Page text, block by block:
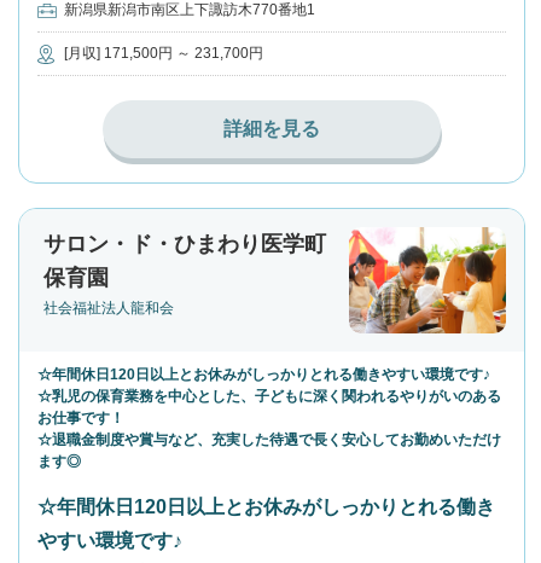
新潟県新潟市南区上下諏訪木770番地1
[月収] 171,500円 ～ 231,700円
詳細を見る
サロン・ド・ひまわり医学町
保育園
社会福祉法人龍和会
☆年間休日120日以上とお休みがしっかりとれる働きやすい環境です♪
☆乳児の保育業務を中心とした、子どもに深く関われるやりがいのある
お仕事です！
☆退職金制度や賞与など、充実した待遇で長く安心してお勤めいただけ
ます◎
☆年間休日120日以上とお休みがしっかりとれる働き
やすい環境です♪